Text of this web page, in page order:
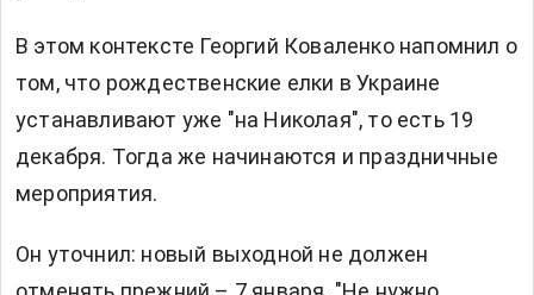
В этом контексте Георгий Коваленко напомнил о
том, что рождественские елки в Украине
устанавливают уже "на Николая", то есть 19
декабря. Тогда же начинаются и праздничные
мероприятия.
Он уточнил: новый выходной не должен